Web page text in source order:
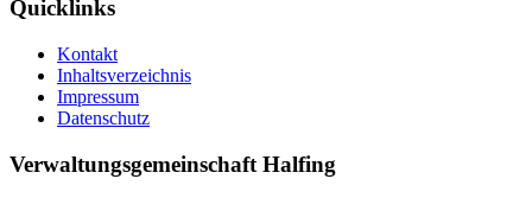
Quicklinks
Kontakt
Inhaltsverzeichnis
Impressum
Datenschutz
Verwaltungsgemeinschaft Halfing